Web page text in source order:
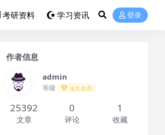
考研资料 学习资讯 登录
作者信息
admin
等级 永久会员
25392
文章
0
评论
1
收藏